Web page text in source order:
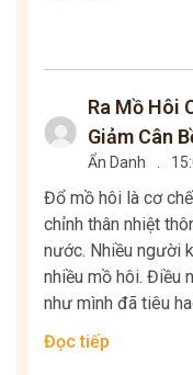
Ra Mồ Hôi
Giảm Cân
Ẩn Danh
Đổ mồ hôi là cơ
chỉnh thân nhiệt
nước. Nhiều người
nhiều mồ hôi. Điều
như mình đã tiêu
Đọc tiếp